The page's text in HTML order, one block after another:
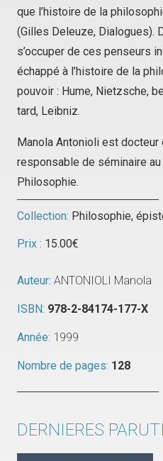
que l’histoire de la
(Gilles Deleuze, Dialogues).
s’occuper de ces penseurs
échappé à l’histoire de la
pouvoir : Hume, Nietzsche,
tard, Leibniz.
Manola Antonioli est docteur
responsable de séminaire
Philosophie.
Collection: Philosophie,
Prix : 15.00€
Auteur: ANTONIOLI Manola
ISBN: 978-2-84174-177-X
Année: 1999
Nombre de pages: 128
DERNIERES